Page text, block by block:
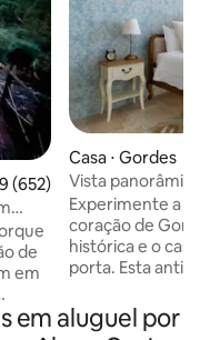
uma avaliação média de
(652)
de
em
Casa ⋅ Gordes
Vista panorâmica
centro de Gordes
Experimente a
coração de
histórica e o
porta. Esta antiga
charme
com detalhes em
em aluguel por